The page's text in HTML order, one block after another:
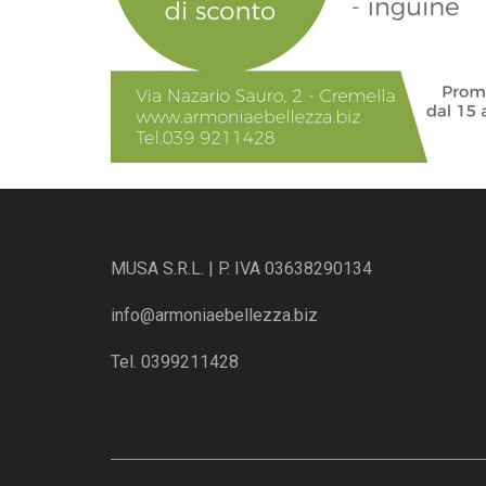
MUSA S.R.L. | P. IVA 03638290134
info@armoniaebellezza.biz
Tel. 0399211428